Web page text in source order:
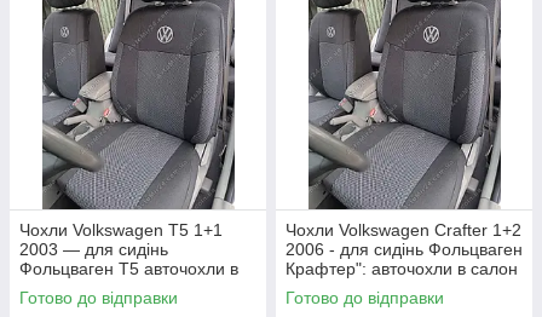
Чохли Volkswagen T5 1+1
2003 — для сидінь
Фольцваген Т5 авточохли в
салон якість
Готово до відправки
Чохли Volkswagen Crafter 1+2
2006 - для сидінь Фольцваген
Крафтер": авточохли в салон
якість
Готово до відправки